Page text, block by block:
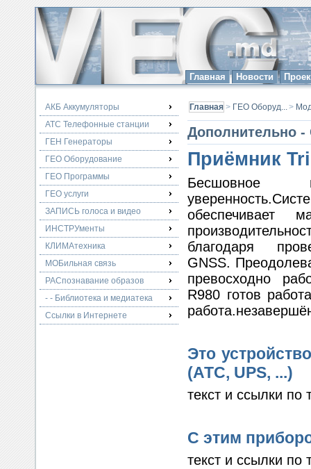
Главная Новости
АКБ Аккумуляторы
АТС Телефонные станции
ГЕН Генераторы
ГЕО Оборудование
ГЕО Программы
ГЕО услуги
ЗАПИСЬ голоса и видео
ИНСТРУменты
КЛИМАтехника
МОБильная связь
РАСпознавание образов
- - Библиотека и медиатека
Ссылки в Интернете
Главная > ГЕО Оборуд...>
Дополнительно
Приёмник
Бесшовное
обеспечивает
благодаря
GNSS.
превосходно
R980 готов
Это
(АТС, UPS, ...)
текст и ссылки по
С этим
текст и ссылки по